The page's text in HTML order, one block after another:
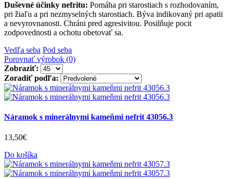
Duševné účinky nefritu: Pomáha pri starostiach s rozhodovaním,
pri žiaľu a pri nezmyselných starostiach. Býva indikovaný pri apatii
a nevyrovnanosti. Chráni pred agresivitou. Posilňuje pocit
zodpovednosti a ochotu obetovať sa.
Vedľa seba Pod seba
Porovnať výrobok (0)
Zobraziť:
Zoradiť podľa:
Náramok s minerálnymi kameňmi nefrit 43056.3
13,50€
Do košíka